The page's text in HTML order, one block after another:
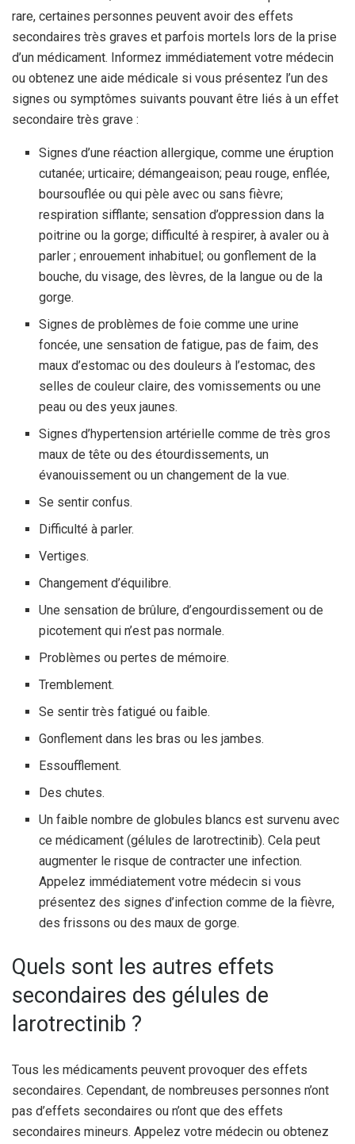
rare, certaines personnes peuvent avoir des effets
secondaires très graves et parfois mortels lors de la prise
d’un médicament. Informez immédiatement votre médecin
ou obtenez une aide médicale si vous présentez l’un des
signes ou symptômes suivants pouvant être liés à un effet
secondaire très grave :
Signes d’une réaction allergique, comme une éruption
cutanée; urticaire; démangeaison; peau rouge, enflée,
boursouflée ou qui pèle avec ou sans fièvre;
respiration sifflante; sensation d’oppression dans la
poitrine ou la gorge; difficulté à respirer, à avaler ou à
parler ; enrouement inhabituel; ou gonflement de la
bouche, du visage, des lèvres, de la langue ou de la
gorge.
Signes de problèmes de foie comme une urine
foncée, une sensation de fatigue, pas de faim, des
maux d’estomac ou des douleurs à l’estomac, des
selles de couleur claire, des vomissements ou une
peau ou des yeux jaunes.
Signes d’hypertension artérielle comme de très gros
maux de tête ou des étourdissements, un
évanouissement ou un changement de la vue.
Se sentir confus.
Difficulté à parler.
Vertiges.
Changement d’équilibre.
Une sensation de brûlure, d’engourdissement ou de
picotement qui n’est pas normale.
Problèmes ou pertes de mémoire.
Tremblement.
Se sentir très fatigué ou faible.
Gonflement dans les bras ou les jambes.
Essoufflement.
Des chutes.
Un faible nombre de globules blancs est survenu avec
ce médicament (gélules de larotrectinib). Cela peut
augmenter le risque de contracter une infection.
Appelez immédiatement votre médecin si vous
présentez des signes d’infection comme de la fièvre,
des frissons ou des maux de gorge.
Quels sont les autres effets
secondaires des gélules de
larotrectinib ?
Tous les médicaments peuvent provoquer des effets
secondaires. Cependant, de nombreuses personnes n’ont
pas d’effets secondaires ou n’ont que des effets
secondaires mineurs. Appelez votre médecin ou obtenez